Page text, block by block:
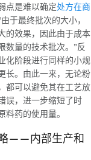
点是难以确定处方在商
于最终批次的大小，
的效果，因此由于成本
数量的技术批次。”反
化阶段进行同样的小规
长。由此一来，无论粉
都可以避免其在工艺放
误，进一步缩短了时
料药的使用量。
——内部生产和